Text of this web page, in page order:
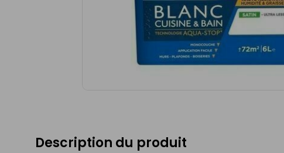
Description du produit